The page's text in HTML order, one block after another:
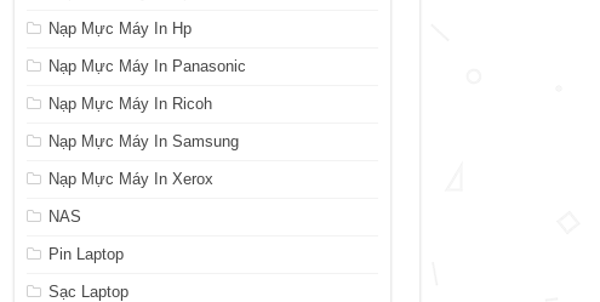
Nạp Mực Máy In Hp
Nạp Mực Máy In Panasonic
Nạp Mực Máy In Ricoh
Nạp Mực Máy In Samsung
Nạp Mực Máy In Xerox
NAS
Pin Laptop
Sạc Laptop